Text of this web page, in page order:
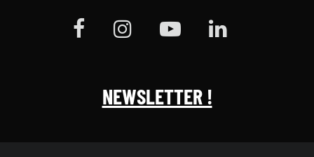
NEWSLETTER !